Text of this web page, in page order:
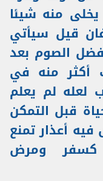
منه شيئا
قيل سيأتي
الصوم بعد
أكثر منه في
لعله لم يعلم
قبل التمكن
أعذار تمنع
كسفر ومرض